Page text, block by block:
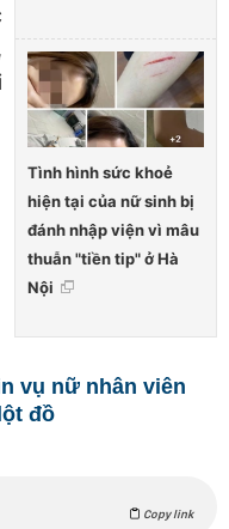
Tình hình sức khoẻ
hiện tại của nữ sinh bị
đánh nhập viện vì mâu
thuẫn "tiền tip" ở Hà
Nội
vụ nữ nhân viên
đồ
Copy link